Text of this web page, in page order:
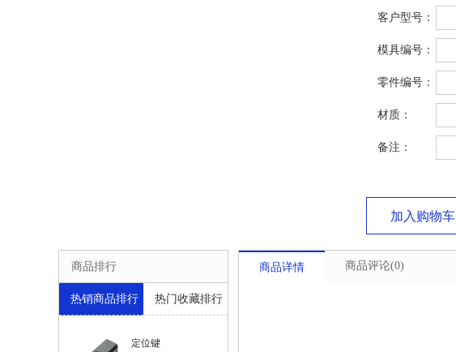
客户型号：
模具编号：
零件编号：
材质：
备注：
加入购物车
商品排行
热销商品排行 热门收藏排行
定位键
商品详情 商品评论(0)